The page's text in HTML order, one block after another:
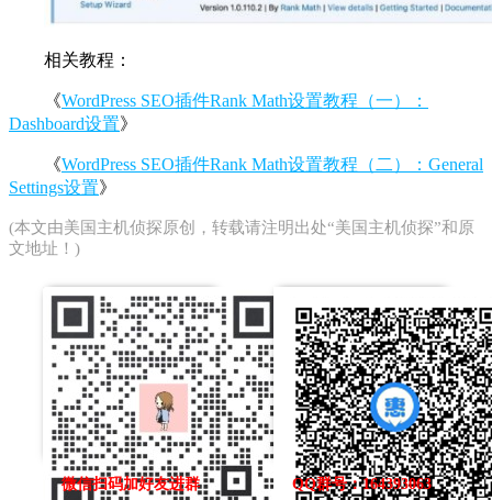
相关教程：
《WordPress SEO插件Rank Math设置教程（一）：
Dashboard设置》
《WordPress SEO插件Rank Math设置教程（二）：General
Settings设置》
(本文由美国主机侦探原创，转载请注明出处“美国主机侦探”和原
文地址！)
微信扫码加好友进群 QQ群号：164393063